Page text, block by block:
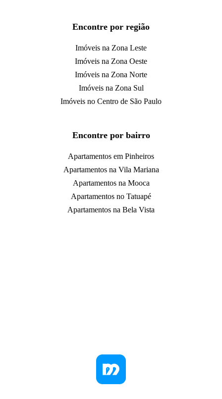
Encontre por região
Imóveis na Zona Leste
Imóveis na Zona Oeste
Imóveis na Zona Norte
Imóveis na Zona Sul
Imóveis no Centro de São Paulo
Encontre por bairro
Apartamentos em Pinheiros
Apartamentos na Vila Mariana
Apartamentos na Mooca
Apartamentos no Tatuapé
Apartamentos na Bela Vista